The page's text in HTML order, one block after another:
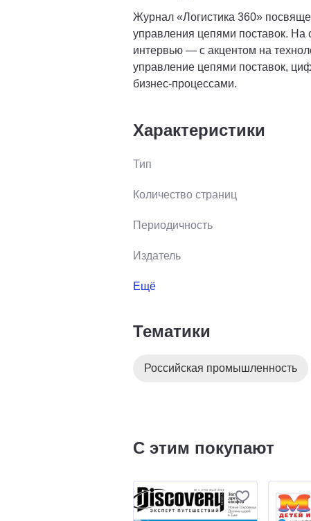
Журнал «Логистика 360»
управления цепями поставок. На
интервью — с акцентом на
управление цепями поставок,
бизнес-процессами.
Характеристики
Тип
Количество страниц
Периодичность
Издатель
Ещё
Тематики
Российская промышленность
С этим покупают